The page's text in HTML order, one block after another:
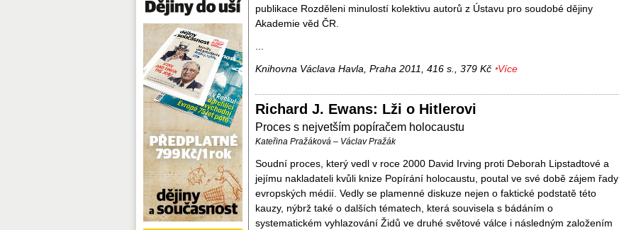
publikace Rozděleni minulostí kolektivu autorů z Ústavu pro soudobé dějiny
Akademie věd ČR.
Knihovna Václava Havla, Praha 2011, 416 s., 379 Kč ‣Více
Richard J. Ewans: Lži o Hitlerovi
Proces s nejvetším popíračem holocaustu
Kateřina Pražáková – Václav Pražák
Soudní proces, který vedl v roce 2000 David Irving proti Deborah Lipstadtové a
jejímu nakladateli kvůli knize Popírání holocaustu, poutal ve své době zájem řady
evropských médií. Vedly se plamenné diskuze nejen o faktické podstatě této
kauzy, nýbrž také o dalších tématech, která souvisela s bádáním o
systematickém vyhlazování Židů ve druhé světové válce i následným založením